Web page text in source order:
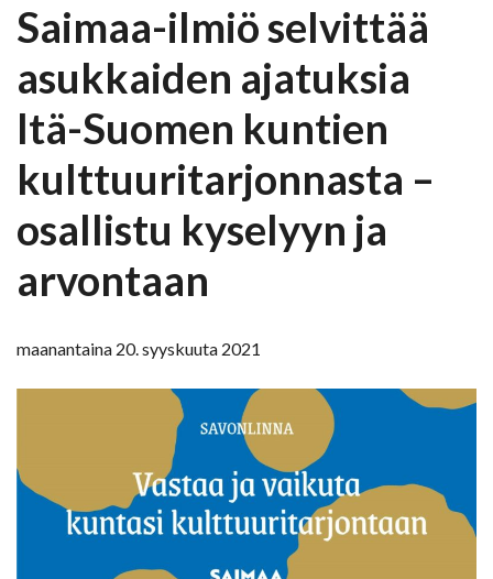
Saimaa-ilmiö selvittää
asukkaiden ajatuksia
Itä-Suomen kuntien
kulttuuritarjonnasta –
osallistu kyselyyn ja
arvontaan
maanantaina 20. syyskuuta 2021